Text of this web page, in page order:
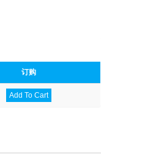
订购
Add To Cart